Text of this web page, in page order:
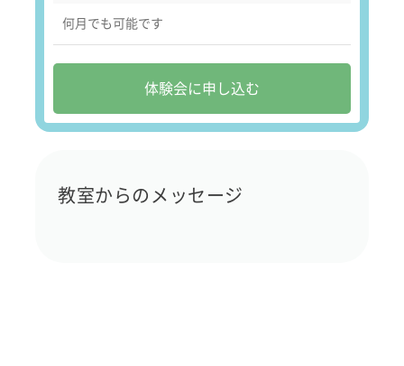
何月でも可能です
体験会に申し込む
教室からのメッセージ